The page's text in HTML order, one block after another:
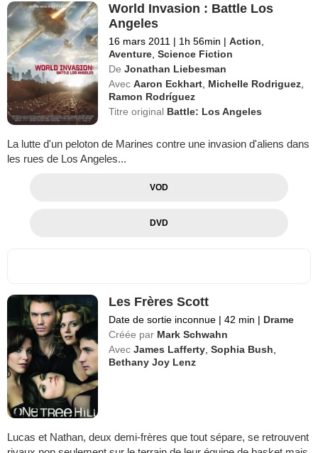
World Invasion : Battle Los
Angeles
16 mars 2011 | 1h 56min | Action
Aventure ,Science Fiction
De Jonathan Liebesman
Avec Aaron Eckhart Michelle Rodriguez
Ramon Rodríguez
Titre original Battle: Los Angeles
La lutte d'un peloton de Marines contre une invasion d'aliens dans
les rues de Los Angeles...
VOD
DVD
Les Frères Scott
Date de sortie inconnue | 42 min | Drame
Créée par Mark Schwahn
Avec James Lafferty ,Sophia Bush
Bethany Joy Lenz
Lucas et Nathan, deux demi-frères que tout sépare, se retrouvent